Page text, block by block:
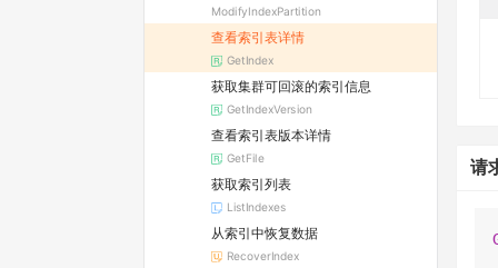
ModifyIndexPartition
查看索引表详情
GetIndex
获取集群可回滚的索引信息
GetIndexVersion
查看索引表版本详情
GetFile
获取索引列表
ListIndexes
从索引中恢复数据
RecoverIndex
请